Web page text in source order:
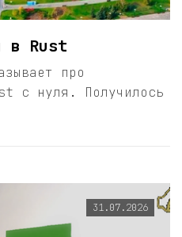
в Rust
про
с нуля. Получилось
31.07.2026